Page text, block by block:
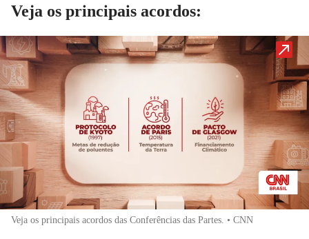
Veja os principais acordos:
Veja os principais acordos das Conferências das Partes. • CNN